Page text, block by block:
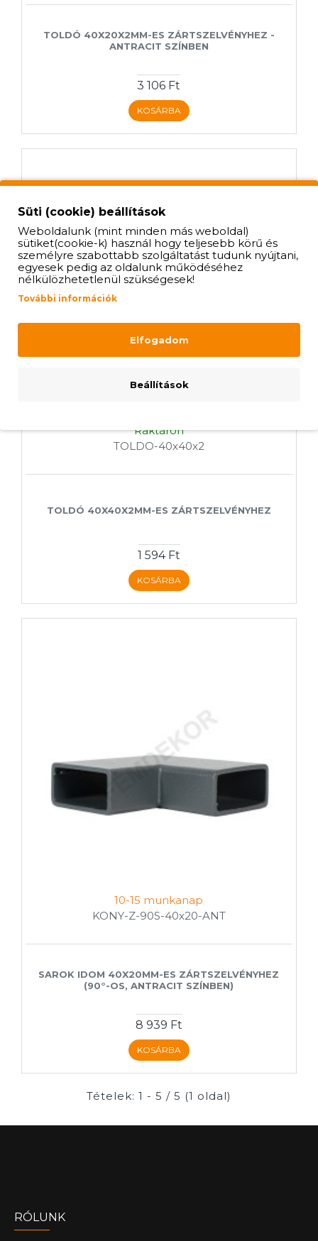
TOLDÓ 40X20X2MM-ES ZÁRTSZELVÉNYHEZ -
ANTRACIT SZÍNBEN
3 106 Ft
KOSÁRBA
Raktáron
TOLDO-40x40x2
TOLDÓ 40X40X2MM-ES ZÁRTSZELVÉNYHEZ
1 594 Ft
KOSÁRBA
10-15 munkanap
KONY-Z-90S-40x20-ANT
SAROK IDOM 40X20MM-ES ZÁRTSZELVÉNYHEZ
(90°-OS, ANTRACIT SZÍNBEN)
8 939 Ft
KOSÁRBA
Tételek: 1 - 5 / 5 (1 oldal)
RÓLUNK
Süti (cookie) beállítások
Weboldalunk (mint minden más weboldal)
sütiket(cookie-k) használ hogy teljesebb körű és
személyre szabottabb szolgáltatást tudunk nyújtani,
egyesek pedig az oldalunk működéséhez
nélkülözhetetlenül szükségesek!
További információk
Elfogadom
Beállítások